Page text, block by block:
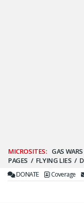
Secondary
Menu
GAS WARS
PAGES
FLYING LIES
DONATE Coverage